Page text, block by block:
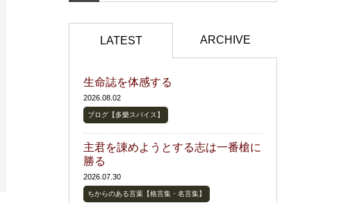
LATEST ARCHIVE
生命誌を体感する
2026.08.02
ブログ【多樂スパイス】
主君を諌めようとする志は一番槍に
勝る
2026.07.30
ちからのある言葉【格言集・名言集】